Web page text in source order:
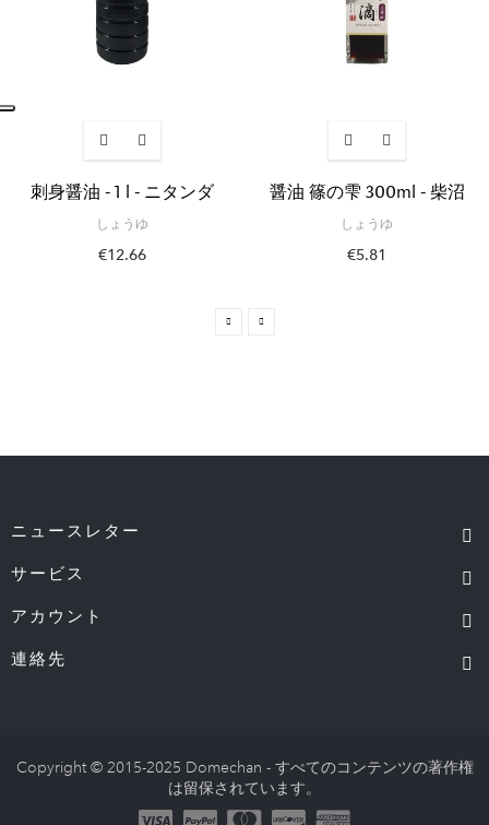
刺身醤油 - 1 l - ニタンダ
しょうゆ
€12.66
醤油 篠の雫 300ml - 柴沼
しょうゆ
€5.81
ニュースレター
サービス
アカウント
連絡先
Copyright © 2015-2025 Domechan - すべてのコンテンツの著作権
は留保されています。